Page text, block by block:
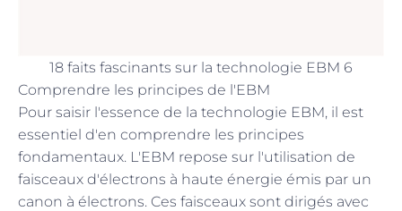
18 faits fascinants sur la technologie EBM 6
Comprendre les principes de l'EBM
Pour saisir l'essence de la technologie EBM, il est
essentiel d'en comprendre les principes
fondamentaux. L'EBM repose sur l'utilisation de
faisceaux d'électrons à haute énergie émis par un
canon à électrons. Ces faisceaux sont dirigés avec